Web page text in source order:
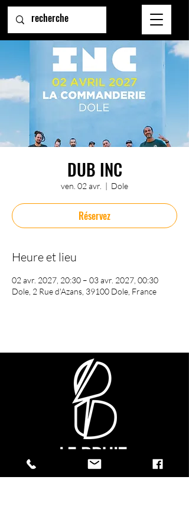
DUB INC
ven. 02 avr.
  |
Dole
Réservez
Heure et lieu
02 avr. 2027, 20:30 – 03 avr. 2027, 00:30
Dole, 2 Rue d'Azans, 39100 Dole, France